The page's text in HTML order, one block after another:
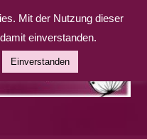
Mit der Nutzung dieser
einverstanden.
Einverstanden